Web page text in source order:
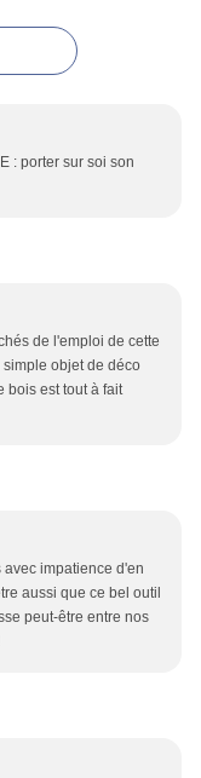
: porter sur soi son
de l'emploi de cette
objet de déco
bois est tout à fait
avec impatience d'en
aussi que ce bel outil
peut-être entre nos